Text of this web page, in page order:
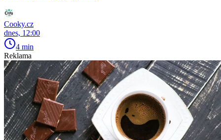
Cooky.cz
dnes, 12:00
4 min
Reklama